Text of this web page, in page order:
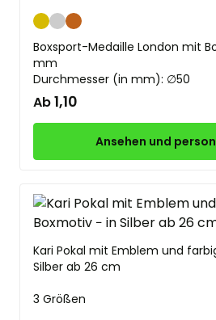
GoldSilberBronze
Boxsport-Medaille London mit
mm
Durchmesser (in mm): ∅50
Ab1,10
Ansehen und
Kari Pokal mit Emblem und
Silber ab 26 cm
3 Größen